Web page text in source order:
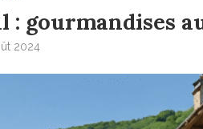
gourmandises
2024